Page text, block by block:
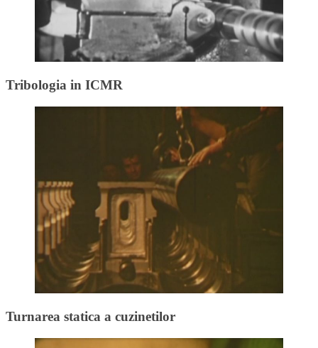
Tribologia in ICMR
Turnarea statica a cuzinetilor